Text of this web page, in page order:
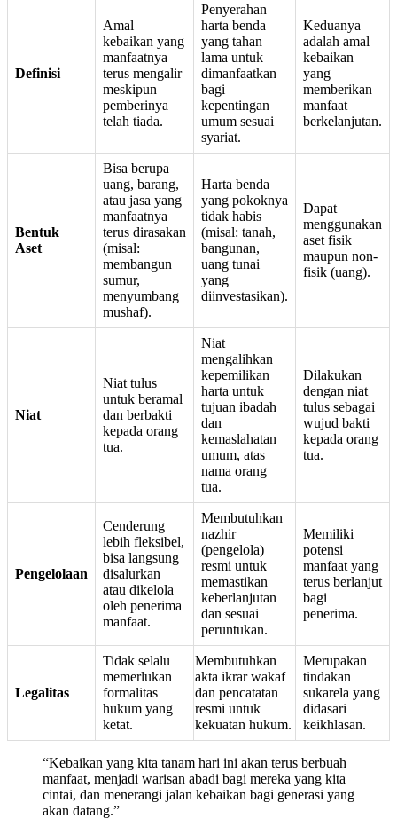
Definisi
Amal
kebaikan yang
manfaatnya
terus mengalir
meskipun
pemberinya
telah tiada.
Penyerahan
harta benda
yang tahan
lama untuk
dimanfaatkan
bagi
kepentingan
umum sesuai
syariat.
Keduanya
adalah amal
kebaikan
yang
memberikan
manfaat
berkelanjutan.
Bentuk
Aset
Bisa berupa
uang, barang,
atau jasa yang
manfaatnya
terus dirasakan
(misal:
membangun
sumur,
menyumbang
mushaf).
Harta benda
yang pokoknya
tidak habis
(misal: tanah,
bangunan,
uang tunai
yang
diinvestasikan).
Dapat
menggunakan
aset fisik
maupun non-
fisik (uang).
Niat
Niat tulus
untuk beramal
dan berbakti
kepada orang
tua.
Niat
mengalihkan
kepemilikan
harta untuk
tujuan ibadah
dan
kemaslahatan
umum, atas
nama orang
tua.
Dilakukan
dengan niat
tulus sebagai
wujud bakti
kepada orang
tua.
Pengelolaan
Cenderung
lebih fleksibel,
bisa langsung
disalurkan
atau dikelola
oleh penerima
manfaat.
Membutuhkan
nazhir
(pengelola)
resmi untuk
memastikan
keberlanjutan
dan sesuai
peruntukan.
Memiliki
potensi
manfaat yang
terus berlanjut
bagi
penerima.
Legalitas
Tidak selalu
memerlukan
formalitas
hukum yang
ketat.
Membutuhkan
akta ikrar wakaf
dan pencatatan
resmi untuk
kekuatan hukum.
Merupakan
tindakan
sukarela yang
didasari
keikhlasan.
“Kebaikan yang kita tanam hari ini akan terus berbuah
manfaat, menjadi warisan abadi bagi mereka yang kita
cintai, dan menerangi jalan kebaikan bagi generasi yang
akan datang.”